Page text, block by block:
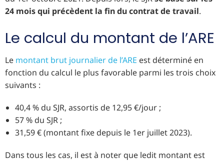
24 mois qui précèdent la fin du contrat de travail.
Le calcul du montant de l’ARE
Le montant brut journalier de l’ARE est déterminé en
fonction du calcul le plus favorable parmi les trois choix
suivants :
40,4 % du SJR, assortis de 12,95 €/jour ;
57 % du SJR ;
31,59 € (montant fixe depuis le 1er juillet 2023).
Dans tous les cas, il est à noter que ledit montant est